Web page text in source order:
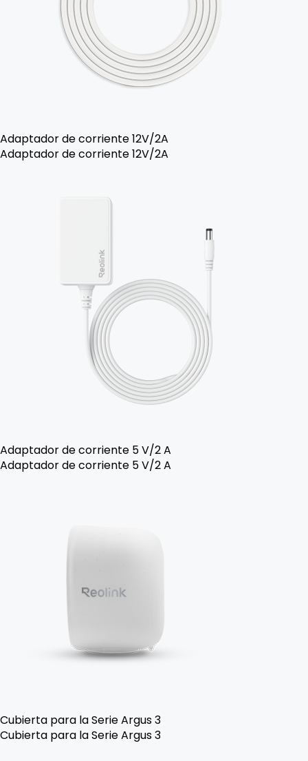
Adaptador de corriente 12V/2A
Adaptador de corriente 12V/2A
Adaptador de corriente 5 V/2 A
Adaptador de corriente 5 V/2 A
Cubierta para la Serie Argus 3
Cubierta para la Serie Argus 3